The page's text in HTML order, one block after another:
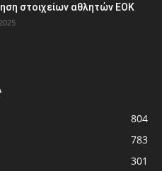
στοιχείων αθλητών ΕΟΚ
804
783
301